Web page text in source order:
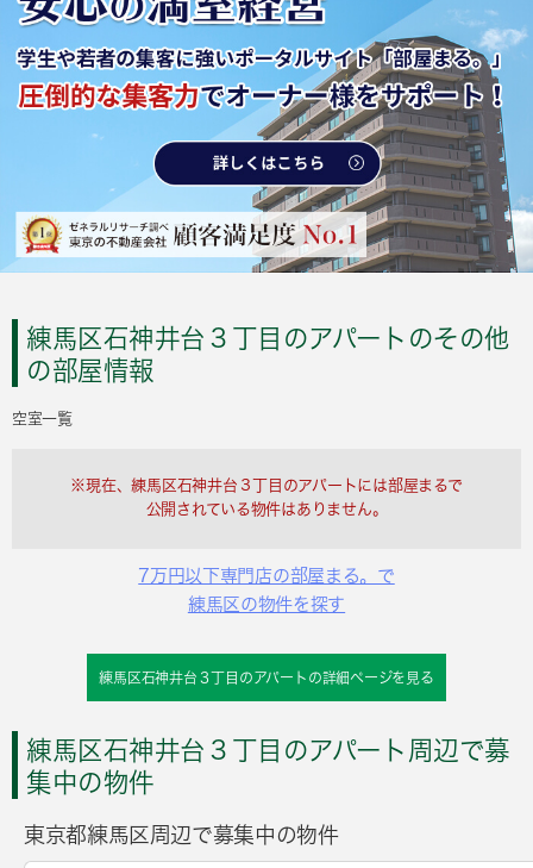
練馬区石神井台３丁目のアパートのその他
の部屋情報
空室一覧
※現在、練馬区石神井台３丁目のアパートには部屋まるで
公開されている物件はありません。
7万円以下専門店の部屋まる。で
練馬区の物件を探す
練馬区石神井台３丁目のアパートの詳細ページを見る
練馬区石神井台３丁目のアパート周辺で募
集中の物件
東京都練馬区周辺で募集中の物件